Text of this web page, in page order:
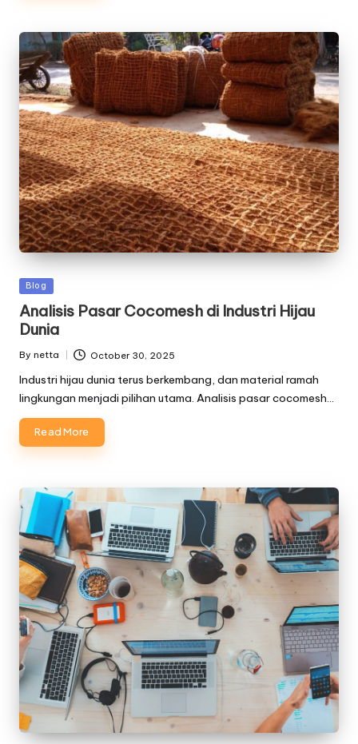
Posted
Blog
Analisis Pasar Cocomesh di Industri Hijau
Dunia
Posted
By netta October 30, 2025
Industri hijau dunia terus berkembang, dan material ramah
lingkungan menjadi pilihan utama. Analisis pasar cocomesh…
Read More